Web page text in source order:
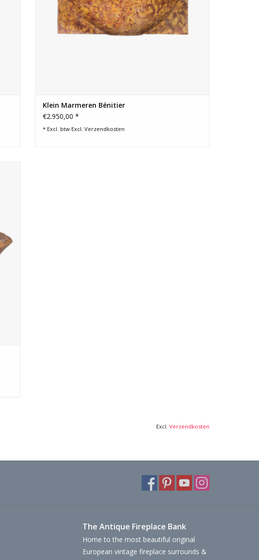
Klein Marmeren Bénitier
€2.950,00 *
* Excl. btw Excl. Verzendkosten
Excl. Verzendkosten
The Antique Fireplace Bank
Home to the most beautiful original
European vintage fireplace surrounds &